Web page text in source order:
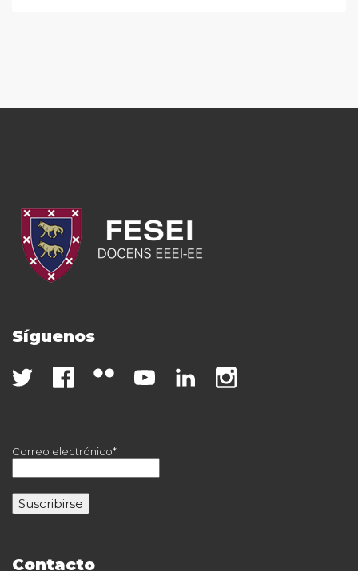
Síguenos
Correo electrónico*
Contacto